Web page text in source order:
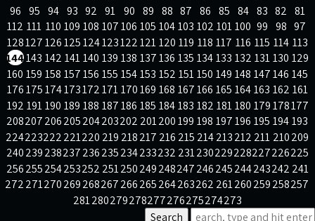
81
82
83
84
85
86
87
88
89
90
91
92
93
94
95
96
97
98
99
100
101
102
103
104
105
106
107
108
109
110
111
112
113
114
115
116
117
118
119
120
121
122
123
124
125
126
127
128
129
130
131
132
133
134
135
136
137
138
139
140
141
142
143
144
145
146
147
148
149
150
151
152
153
154
155
156
157
158
159
160
161
162
163
164
165
166
167
168
169
170
171
172
173
174
175
176
177
178
179
180
181
182
183
184
185
186
187
188
189
190
191
192
193
194
195
196
197
198
199
200
201
202
203
204
205
206
207
208
209
210
211
212
213
214
215
216
217
218
219
220
221
222
223
224
225
226
227
228
229
230
231
232
233
234
235
236
237
238
239
240
241
242
243
244
245
246
247
248
249
250
251
252
253
254
255
256
257
258
259
260
261
262
263
264
265
266
267
268
269
270
271
272
273
274
275
276
277
278
279
280
281
Search